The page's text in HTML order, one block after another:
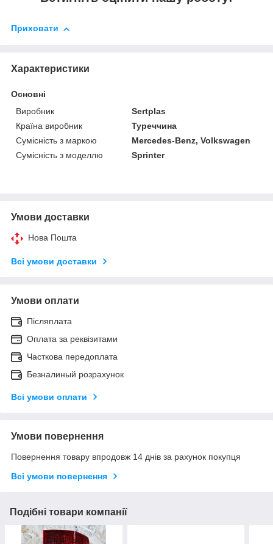
Приховати
Характеристики
Основні
Виробник
Sertplas
Країна виробник
Туреччина
Сумісність з маркою
Mercedes-Benz, Volkswagen
Сумісність з моделлю
Sprinter
Умови доставки
Нова Пошта
Всі умови доставки
Умови оплати
Післяплата
Оплата за реквізитами
Часткова передоплата
Безналиный розрахунок
Всі умови оплати
Умови повернення
Повернення товару впродовж 14 днів за рахунок покупця
Всі умови повернення
Подібні товари компанії